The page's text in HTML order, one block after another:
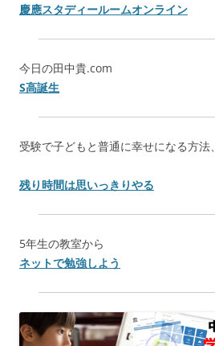
慶應スタディールームオンライン
今日の田中貴.com
S高誕生
受験で子どもと普通に幸せになる方法
残り時間は思いっきりやる
5年生の教室から
ネットで勉強しよう